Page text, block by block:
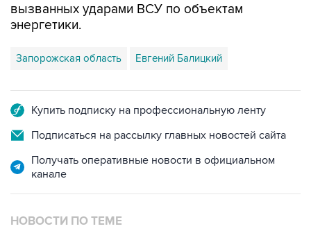
вызванных ударами ВСУ по объектам
энергетики.
Запорожская область Евгений Балицкий
Купить подписку на профессиональную ленту
Подписаться на рассылку главных новостей сайта
Получать оперативные новости в официальном
канале
НОВОСТИ ПО ТЕМЕ